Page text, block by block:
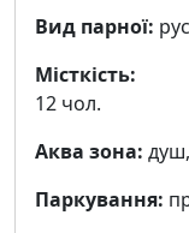
Вид парної:
Місткість:
12 чол.
Аква зона:
Паркування: